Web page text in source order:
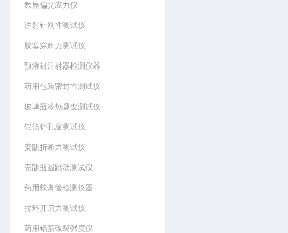
数显偏光应力仪
注射针刚性测试仪
胶塞穿刺力测试仪
预灌封注射器检测仪器
药用包装密封性测试仪
玻璃瓶冷热骤变测试仪
铝箔针孔度测试仪
安瓿折断力测试仪
安瓿瓶圆跳动测试仪
药用软膏管检测仪器
拉环开启力测试仪
药用铝箔破裂强度仪